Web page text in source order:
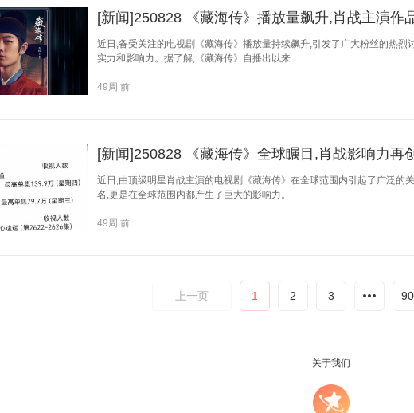
[新闻]250828 《藏海传》播放量飙升,肖战主演作
近日,备受关注的电视剧《藏海传》播放量持续飙升,引发了广大粉丝的热
实力和影响力。据了解,《藏海传》自播出以来
49周 前
[新闻]250828 《藏海传》全球瞩目,肖战影响力再
近日,由顶级明星肖战主演的电视剧《藏海传》在全球范围内引起了广泛
名,更是在全球范围内都产生了巨大的影响力。
49周 前
上一页 1 2 3 90
关于我们